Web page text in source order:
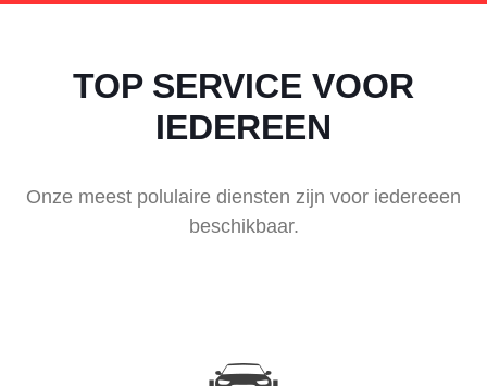
TOP SERVICE VOOR
IEDEREEN
Onze meest polulaire diensten zijn voor iedereeen
beschikbaar.